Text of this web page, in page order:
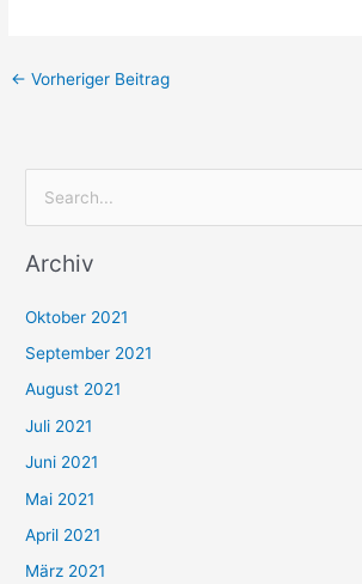
← Vorheriger Beitrag
c
n
n
a
c
h
:
Archiv
Oktober 2021
September 2021
August 2021
Juli 2021
Juni 2021
Mai 2021
April 2021
März 2021